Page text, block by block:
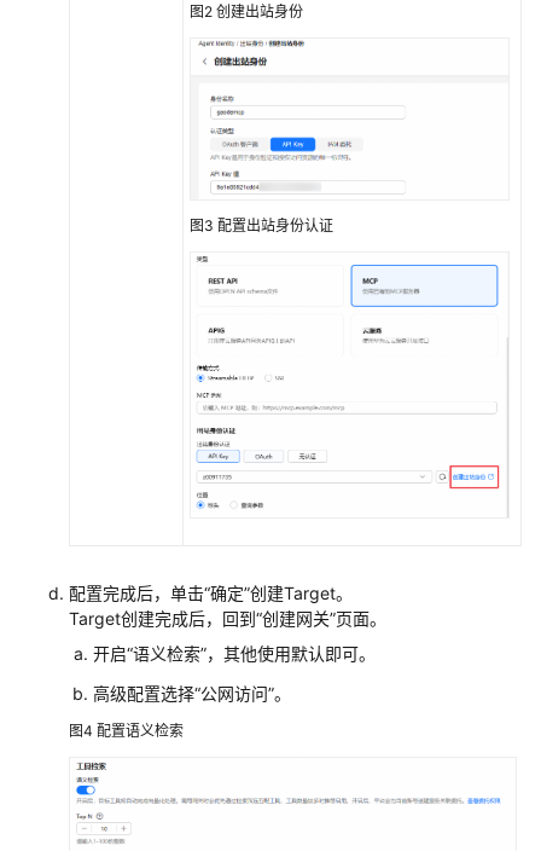
务
实
现
行
攻
图2 创建出站身份
图3 配置出站身份认证
配置完成后，单击“确定”创建Target。
Target创建完成后，回到“创建网关”页面。
开启“语义检索”， 其他使用默认即可。
高级配置选择“公网访问”。
图4 配置语义检索